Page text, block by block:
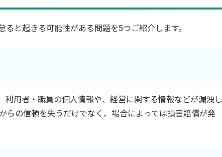
と起きる可能性がある問題を5つご紹介します。
用者・職員の個人情報や、経営に関する情報などが漏洩し
らの信頼を失うだけでなく、場合によっては損害賠償が発